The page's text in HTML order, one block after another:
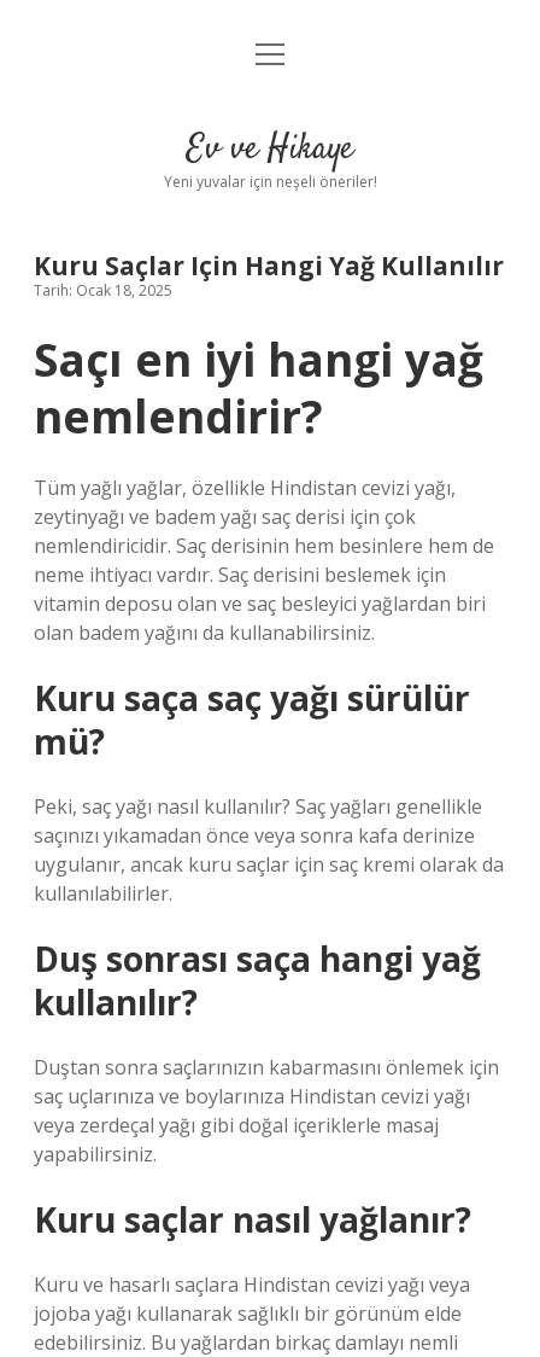
Anasayfa
Yasal Uyarı
menüyü
Ev ve Hikaye
Yeni yuvalar için neşeli öneriler!
Kuru Saçlar Için Hangi Yağ Kullanılır
Tarih: Ocak 18, 2025
Saçı en iyi hangi yağ
nemlendirir?
Tüm yağlı yağlar, özellikle Hindistan cevizi yağı,
zeytinyağı ve badem yağı saç derisi için çok
nemlendiricidir. Saç derisinin hem besinlere hem de
neme ihtiyacı vardır. Saç derisini beslemek için
vitamin deposu olan ve saç besleyici yağlardan biri
olan badem yağını da kullanabilirsiniz.
Kuru saça saç yağı sürülür
mü?
Peki, saç yağı nasıl kullanılır? Saç yağları genellikle
saçınızı yıkamadan önce veya sonra kafa derinize
uygulanır, ancak kuru saçlar için saç kremi olarak da
kullanılabilirler.
Duş sonrası saça hangi yağ
kullanılır?
Duştan sonra saçlarınızın kabarmasını önlemek için
saç uçlarınıza ve boylarınıza Hindistan cevizi yağı
veya zerdeçal yağı gibi doğal içeriklerle masaj
yapabilirsiniz.
Kuru saçlar nasıl yağlanır?
Kuru ve hasarlı saçlara Hindistan cevizi yağı veya
jojoba yağı kullanarak sağlıklı bir görünüm elde
edebilirsiniz. Bu yağlardan birkaç damlayı nemli